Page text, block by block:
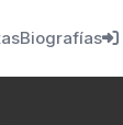
Biografías